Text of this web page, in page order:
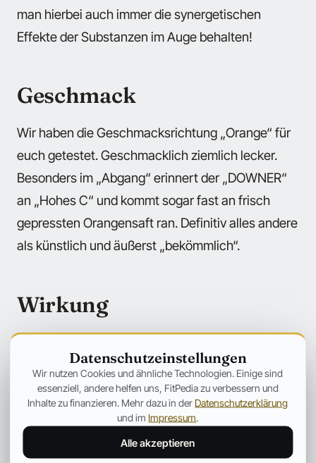
man hierbei auch immer die synergetischen
Effekte der Substanzen im Auge behalten!
Geschmack
Wir haben die Geschmacksrichtung „Orange“ für
euch getestet. Geschmacklich ziemlich lecker.
Besonders im „Abgang“ erinnert der „DOWNER“
an „Hohes C“ und kommt sogar fast an frisch
gepressten Orangensaft ran. Definitiv alles andere
als künstlich und äußerst „bekömmlich“.
Wirkung
ausgiebig vor dem Schlafengehen und auch nach
dem Training am Nachmittag und Abend getestet.
Von der Wirkung her müssen wir sagen, dass die
Meinungen teilweise auseinandergehen. Bei
einem Punkt sind wir uns jedoch alle einig: Der
Datenschutzeinstellungen
Wir nutzen Cookies und ähnliche Technologien. Einige sind
essenziell, andere helfen uns, FitPedia zu verbessern und
Inhalte zu finanzieren. Mehr dazu in der Datenschutzerklärung
und im Impressum.
Alle akzeptieren